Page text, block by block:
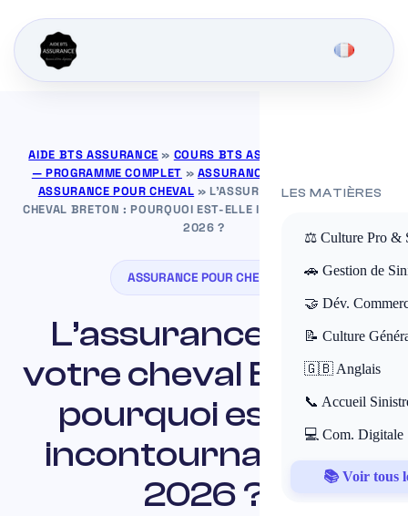
LES MATIÈRES
⚖️ Culture Pro &
🚗 Gestion de
🤝 Dév.
📝 Culture
🇬🇧 Anglais
📞 Accueil
💻 Com. Digitale
📚 Voir tous
AIDE BTS ASSURANCE » COURS BTS ASSURANCE GRATUITS
— PROGRAMME COMPLET » ASSURANCE POUR ANIMAUX
ASSURANCE POUR CHEVAL » L’ASSURANCE POUR VOTRE
CHEVAL BRETON : POURQUOI EST-ELLE INCONTOURNABLE EN
2026 ?
ASSURANCE POUR CHEVAL
L’assurance pour
votre cheval Breton :
pourquoi est-elle
incontournable en
2026 ?